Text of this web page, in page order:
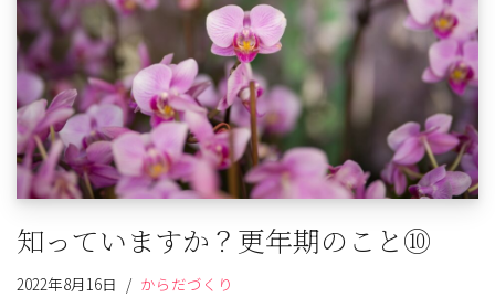
知っていますか？更年期のこと⑩
2022年8月16日 からだづくり